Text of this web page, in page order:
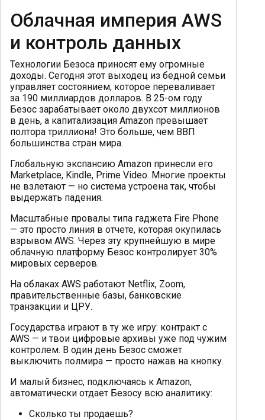
Облачная империя AWS
и контроль данных
Технологии Безоса приносят ему огромные
доходы. Сегодня этот выходец из бедной семьи
управляет состоянием, которое переваливает
за 190 миллиардов долларов. В 25-ом году
Безос зарабатывает около двухсот миллионов
в день, а капитализация Amazon превышает
полтора триллиона! Это больше, чем ВВП
большинства стран мира.
Глобальную экспансию Amazon принесли его
Marketplace, Kindle, Prime Video. Многие проекты
не взлетают — но система устроена так, чтобы
выдержать падения.
Масштабные провалы типа гаджета Fire Phone
— это просто линия в отчете, которая окупилась
взрывом AWS. Через эту крупнейшую в мире
облачную платформу Безос контролирует 30%
мировых серверов.
На облаках AWS работают Netflix, Zoom,
правительственные базы, банковские
транзакции и ЦРУ.
Государства играют в ту же игру: контракт с
AWS — и твои цифровые архивы уже под чужим
контролем. В один день Безос сможет
выключить полмира — просто нажав на кнопку.
И малый бизнес, подключаясь к Amazon,
автоматически отдает Безосу всю аналитику:
Сколько ты продаешь?